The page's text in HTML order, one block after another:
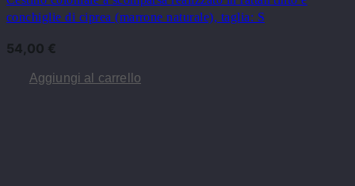
conchiglie di ciprea (marrone naturale), taglia: S
54,00 €
Aggiungi al carrello